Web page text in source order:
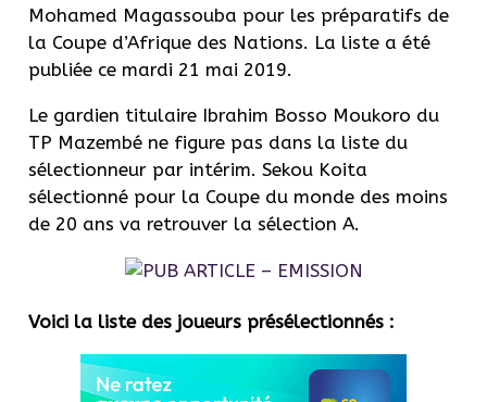
Mohamed Magassouba pour les préparatifs de
la Coupe d’Afrique des Nations. La liste a été
publiée ce mardi 21 mai 2019.
Le gardien titulaire Ibrahim Bosso Moukoro du
TP Mazembé ne figure pas dans la liste du
sélectionneur par intérim. Sekou Koita
sélectionné pour la Coupe du monde des moins
de 20 ans va retrouver la sélection A.
Voici la liste des joueurs présélectionnés :